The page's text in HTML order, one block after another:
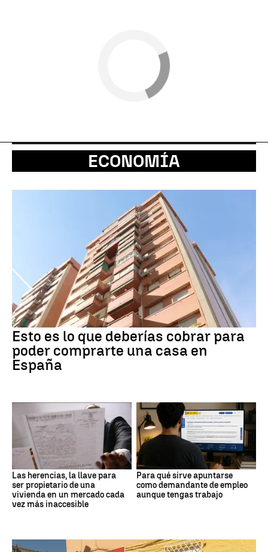
ECONOMÍA
Esto es lo que deberías cobrar para
poder comprarte una casa en
España
Las herencias, la llave para
ser propietario de una
vivienda en un mercado cada
vez más inaccesible
Para qué sirve apuntarse
como demandante de empleo
aunque tengas trabajo